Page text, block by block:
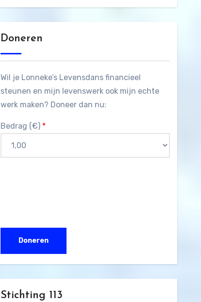
Doneren
Wil je Lonneke’s Levensdans financieel
steunen en mijn levenswerk ook mijn echte
werk maken? Doneer dan nu:
Bedrag (€) *
Stichting 113